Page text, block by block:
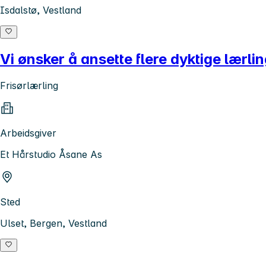
Isdalstø, Vestland
Vi ønsker å ansette flere dyktige
Frisørlærling
Arbeidsgiver
Et Hårstudio Åsane As
Sted
Ulset, Bergen, Vestland